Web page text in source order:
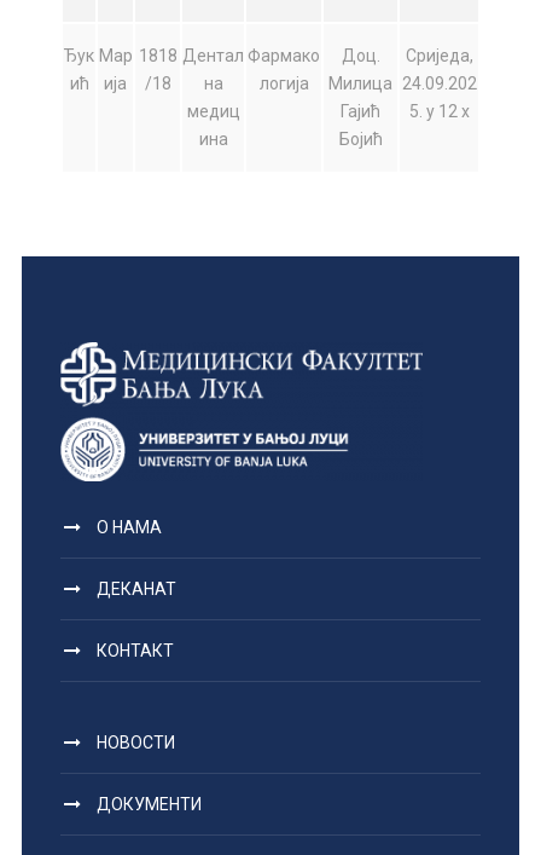
Ђук
ић
Мар
ија
1818
/18
Дентал
на
медиц
ина
Фармако
логија
Доц.
Милица
Гајић
Бојић
Сриједа,
24.09.202
5. у 12 х
О НАМА
ДЕКАНАТ
КОНТАКТ
НОВОСТИ
ДОКУМЕНТИ